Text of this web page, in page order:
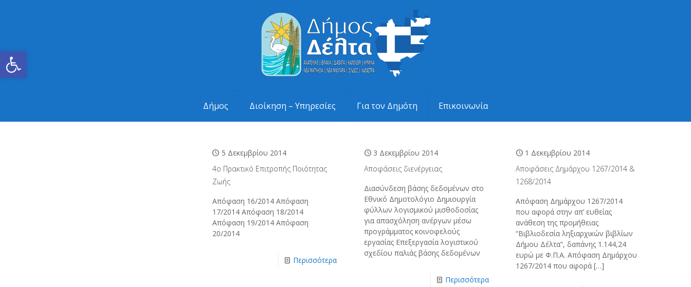
Ανοίξτε τη γραμμή εργαλείων
Δήμος Διοίκηση – Υπηρεσίες Για τον Δημότη Επικοινωνία
5 Δεκεμβρίου 2014
4ο Πρακτικό Επιτροπής Ποιότητας
Ζωής
Απόφαση 16/2014 Απόφαση
17/2014 Απόφαση 18/2014
Απόφαση 19/2014 Απόφαση
20/2014
Περισσότερα
3 Δεκεμβρίου 2014
Αποφάσεις διενέργειας
Διασύνδεση βάσης δεδομένων στο
Εθνικό Δημοτολόγιο Δημιουργία
φύλλων λογισμικού μισθοδοσίας
για απασχόληση ανέργων μέσω
προγράμματος κοινοφελούς
εργασίας Επεξεργασία λογιστικού
σχεδίου παλιάς βάσης δεδομένων
Περισσότερα
1 Δεκεμβρίου 2014
Αποφάσεις Δημάρχου 1267/2014 &
1268/2014
Απόφαση Δημάρχου 1267/2014
που αφορά στην απ’ ευθείας
ανάθεση της προμήθειας
“Βιβλιοδεσία ληξιαρχικών βιβλίων
Δήμου Δέλτα”, δαπάνης 1.144,24
ευρώ με Φ.Π.Α. Απόφαση Δημάρχου
1267/2014 που αφορά […]